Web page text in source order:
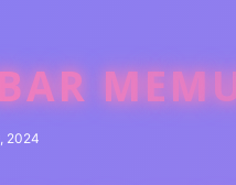
2024